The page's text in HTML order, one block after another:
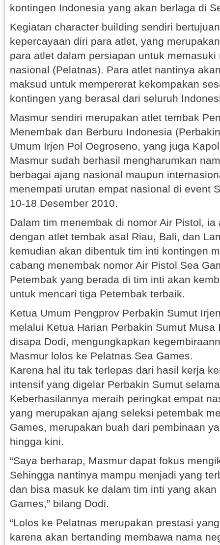
kontingen Indonesia yang akan berlaga di
Kegiatan character building sendiri
kepercayaan diri para atlet, yang
para atlet dalam persiapan untuk memasuki
nasional (Pelatnas). Para atlet nantinya
maksud untuk mempererat kekompakan
kontingen yang berasal dari seluruh
Masmur sendiri merupakan atlet tembak
Menembak dan Berburu Indonesia
Umum Irjen Pol Oegroseno, yang juga
Masmur sudah berhasil mengharumkan
berbagai ajang nasional maupun
menempati urutan empat nasional di event
10-18 Desember 2010.
Dalam tim menembak di nomor Air Pistol, ia
dengan atlet tembak asal Riau, Bali, dan
kemudian akan dibentuk tim inti kontingen
cabang menembak nomor Air Pistol Sea
Petembak yang berada di tim inti akan
untuk mencari tiga Petembak terbaik.
Ketua Umum Pengprov Perbakin Sumut
melalui Ketua Harian Perbakin Sumut Musa
disapa Dodi, mengungkapkan
Masmur lolos ke Pelatnas Sea Games.
Karena hal itu tak terlepas dari hasil kerja
intensif yang digelar Perbakin Sumut
Keberhasilannya meraih peringkat empat
yang merupakan ajang seleksi petembak
Games, merupakan buah dari pembinaan
hingga kini.
“Saya berharap, Masmur dapat fokus
Sehingga nantinya mampu menjadi yang
dan bisa masuk ke dalam tim inti yang
Games,” bilang Dodi.
“Lolos ke Pelatnas merupakan prestasi
karena akan bertanding membawa nama